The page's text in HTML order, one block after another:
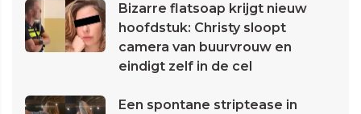
Bizarre flatsoap krijgt nieuw
hoofdstuk: Christy sloopt
camera van buurvrouw en
eindigt zelf in de cel
Een spontane striptease in